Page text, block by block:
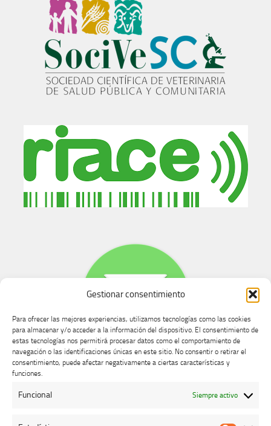
Gestionar consentimiento
Para ofrecer las mejores experiencias, utilizamos tecnologías como las cookies
para almacenar y/o acceder a la información del dispositivo. El consentimiento de
estas tecnologías nos permitirá procesar datos como el comportamiento de
navegación o las identificaciones únicas en este sitio. No consentir o retirar el
consentimiento, puede afectar negativamente a ciertas características y
funciones.
Funcional Siempre activo
Buzón de dudas, quejas y sugerencias